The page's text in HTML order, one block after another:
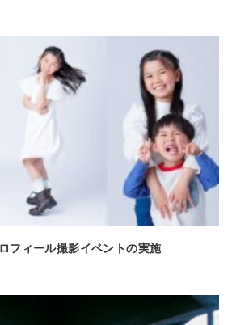
フィール撮影イベントの実施